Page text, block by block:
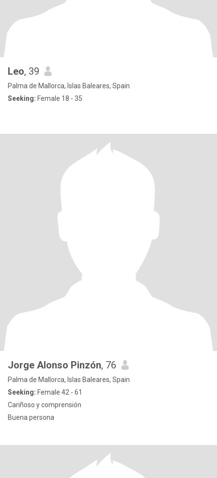
Leo, 39
Palma de Mallorca, Islas Baleares, Spain
Seeking: Female 18 - 35
Jorge Alonso Pinzón, 76
Palma de Mallorca, Islas Baleares, Spain
Seeking: Female 42 - 61
Cariñoso y comprensión
Buena persona